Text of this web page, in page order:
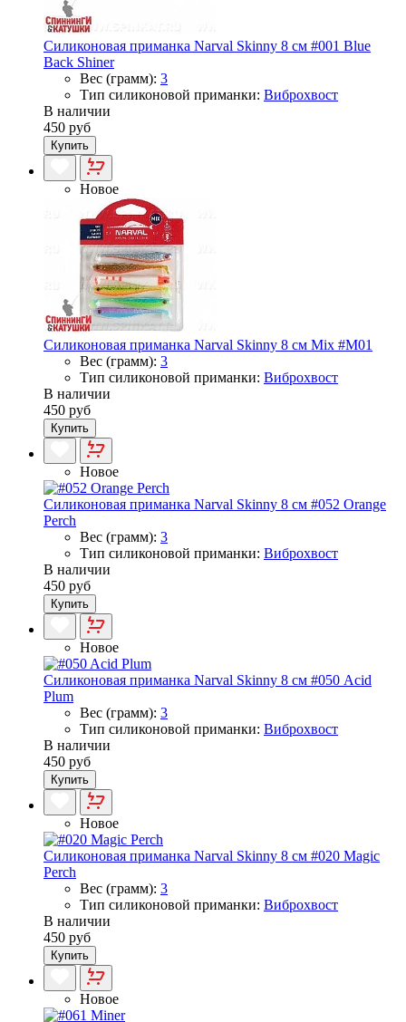
Силиконовая приманка Narval Skinny 8 см #001 Blue
Back Shiner
Вес (грамм): 3
Тип силиконовой приманки: Виброхвост
В наличии
450 руб
Купить
Новое
Силиконовая приманка Narval Skinny 8 см Mix #M01
Вес (грамм): 3
Тип силиконовой приманки: Виброхвост
В наличии
450 руб
Купить
Новое
Силиконовая приманка Narval Skinny 8 см #052 Orange
Perch
Вес (грамм): 3
Тип силиконовой приманки: Виброхвост
В наличии
450 руб
Купить
Новое
Силиконовая приманка Narval Skinny 8 см #050 Acid
Plum
Вес (грамм): 3
Тип силиконовой приманки: Виброхвост
В наличии
450 руб
Купить
Новое
Силиконовая приманка Narval Skinny 8 см #020 Magic
Perch
Вес (грамм): 3
Тип силиконовой приманки: Виброхвост
В наличии
450 руб
Купить
Новое